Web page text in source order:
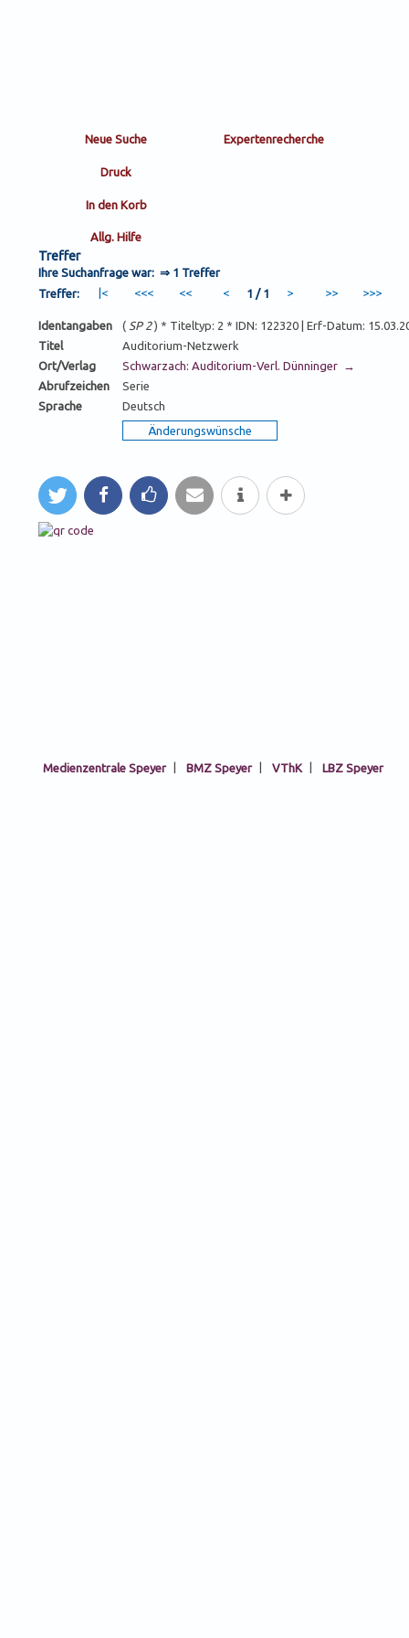
Treffer
Ihre Suchanfrage war: ⇒ 1 Treffer
Treffer:
1 / 1
Identangaben ( SP 2) * Titeltyp: 2 * IDN: 122320 | Erf-Datum:
Titel
Auditorium-Netzwerk
Ort/Verlag
Schwarzach: Auditorium-Verl. Dünninger →
Abrufzeichen
Serie
Sprache
Deutsch
tweet teilen
Medienzentrale Speyer BMZ Speyer VThK LBZ Speyer